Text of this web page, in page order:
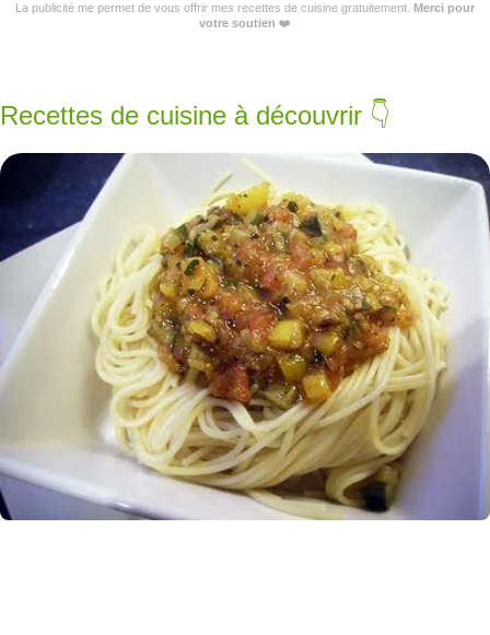
La publicité me permet de vous offrir mes recettes de cuisine gratuitement. Merci pour
votre soutien ❤️
Recettes de cuisine à découvrir 👇